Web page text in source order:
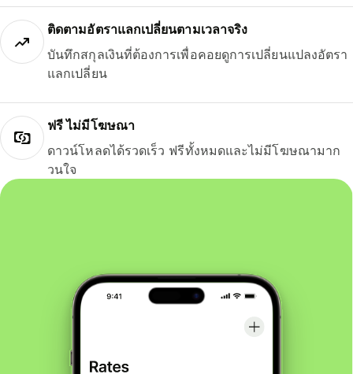
ติดตามอัตราแลกเปลี่ยนตามเวลาจริง
บันทึกสกุลเงินที่ต้องการเพื่อคอยดูการเปลี่ยนแปลงอัตรา
แลกเปลี่ยน
ฟรี ไม่มีโฆษณา
ดาวน์โหลดได้รวดเร็ว ฟรีทั้งหมดและไม่มีโฆษณามาก
วนใจ